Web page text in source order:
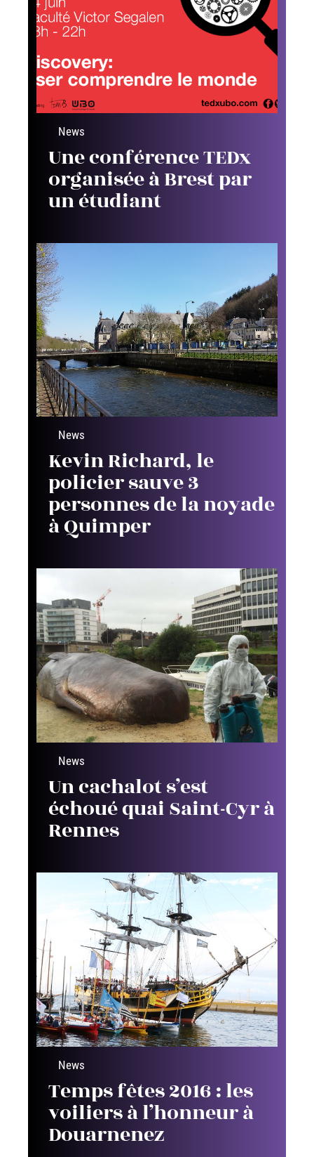
Les incontournables
Une conférence TEDx
organisée à Brest par
un étudiant
News
Kevin Richard, le
policier sauve 3
personnes de la noyade
à Quimper
Un cachalot s’est
échoué quai Saint-Cyr à
Rennes